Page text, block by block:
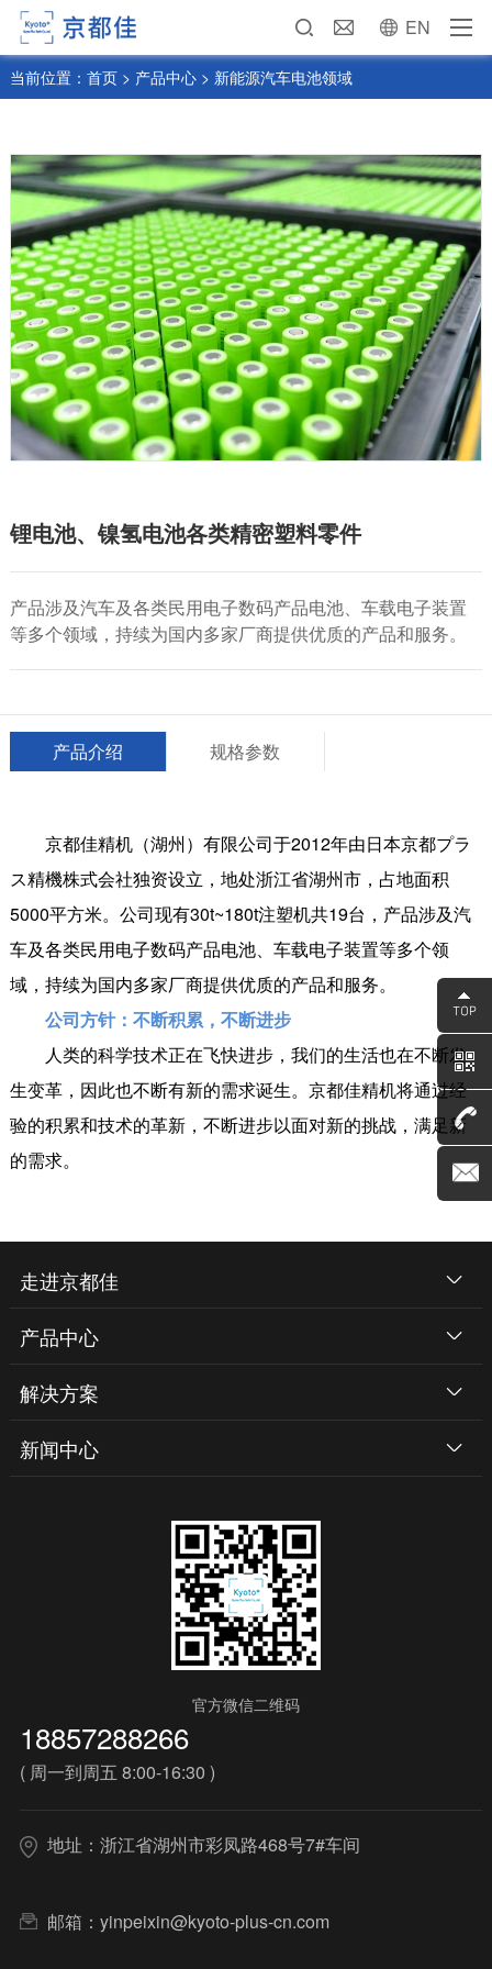
EN
当前位置： 首页> 产品中心> 新能源汽车电池领域
锂电池、镍氢电池各类精密塑料零件
产品涉及汽车及各类民用电子数码产品电池、车载电子装置
等多个领域，持续为国内多家厂商提供优质的产品和服务。
产品介绍 规格参数
京都佳精机（湖州）有限公司于2012年由日本京都プラ
ス精機株式会社独资设立，地处浙江省湖州市，占地面积
5000平方米。公司现有30t~180t注塑机共19台，产品涉及汽
车及各类民用电子数码产品电池、车载电子装置等多个领
域，持续为国内多家厂商提供优质的产品和服务。
公司方针：不断积累，不断进步
人类的科学技术正在飞快进步，我们的生活也在不断发
生变革，因此也不断有新的需求诞生。京都佳精机将通过经
验的积累和技术的革新，不断进步以面对新的挑战，满足新
的需求。
走进京都佳
产品中心
解决方案
新闻中心
官方微信二维码
18857288266
( 周一到周五 8:00-16:30 )
地址：浙江省湖州市彩凤路468号7#车间
邮箱： yinpeixin@kyoto-plus-cn.com